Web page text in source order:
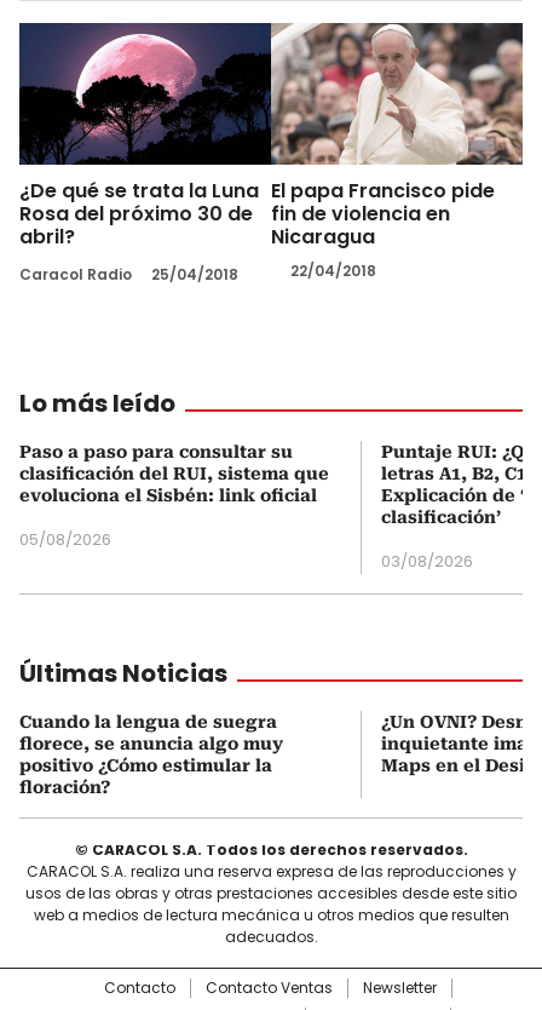
¿De qué se trata la Luna
Rosa del próximo 30 de
abril?
Caracol Radio 25/04/2018
El papa Francisco pide
fin de violencia en
Nicaragua
22/04/2018
Lo más leído
Paso a paso para consultar su
clasificación del RUI, sistema que
evoluciona el Sisbén: link oficial
05/08/2026
Puntaje RUI:
letras A1, B2, C1
Explicación de
clasificación’
03/08/2026
Últimas Noticias
Cuando la lengua de suegra
florece, se anuncia algo muy
positivo ¿Cómo estimular la
floración?
¿Un OVNI?
inquietante
Maps en el
© CARACOL S.A. Todos los derechos reservados.
CARACOL S.A. realiza una reserva expresa de las reproducciones y
usos de las obras y otras prestaciones accesibles desde este sitio
web a medios de lectura mecánica u otros medios que resulten
adecuados.
Contacto Contacto Ventas
Newsletter